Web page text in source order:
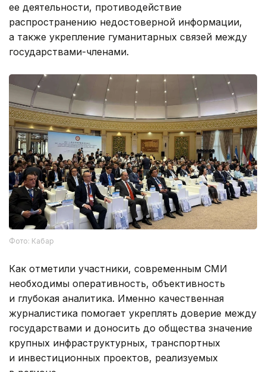
ее деятельности, противодействие
распространению недостоверной информации,
а также укрепление гуманитарных связей между
государствами-членами.
Фото: Кабар
Как отметили участники, современным СМИ
необходимы оперативность, объективность
и глубокая аналитика. Именно качественная
журналистика помогает укреплять доверие между
государствами и доносить до общества значение
крупных инфраструктурных, транспортных
и инвестиционных проектов, реализуемых